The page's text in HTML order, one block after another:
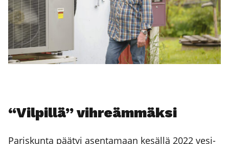
“Vil­pil­lä” vih­reäm­mäk­si
Paris­kun­ta pää­tyi asen­ta­maan kesäl­lä 2022 vesi-